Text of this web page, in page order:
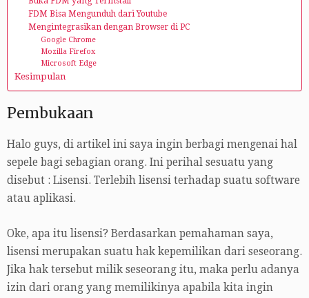
FDM Bisa Mengunduh dari Youtube
Mengintegrasikan dengan Browser di PC
Google Chrome
Mozilla Firefox
Microsoft Edge
Kesimpulan
Pembukaan
Halo guys, di artikel ini saya ingin berbagi mengenai hal
sepele bagi sebagian orang. Ini perihal sesuatu yang
disebut : Lisensi. Terlebih lisensi terhadap suatu software
atau aplikasi.
Oke, apa itu lisensi? Berdasarkan pemahaman saya,
lisensi merupakan suatu hak kepemilikan dari seseorang.
Jika hak tersebut milik seseorang itu, maka perlu adanya
izin dari orang yang memilikinya apabila kita ingin